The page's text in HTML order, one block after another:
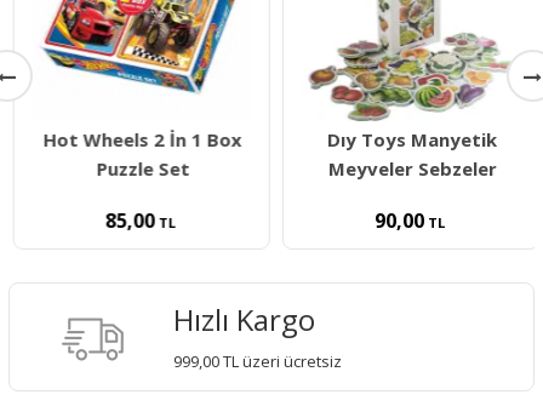
Hot Wheels 2 İn 1 Box
Puzzle Set
85,00TL
Dıy Toys Manyetik
Meyveler Sebzeler
90,00TL
Hızlı Kargo
999,00 TL üzeri ücretsiz